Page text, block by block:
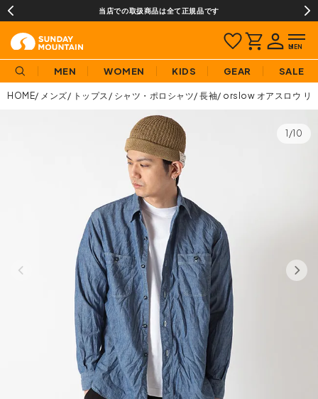
当店での取扱商品は全て正規品です
MEN WOMEN KIDS GEAR SALE
HOME メンズ トップス シャツ・ポロシャツ 長袖 orslow オアスロウ リ
1/10